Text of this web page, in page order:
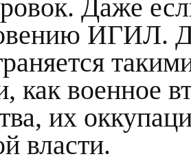
Даже
ИГИЛ.
как военное
их
власти.